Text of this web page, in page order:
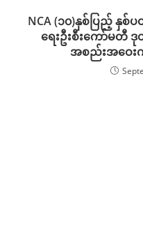
NCA (၁၀)နှစ်ပြည့် နှ
ရေးဦးစီးကော်မတီ
အစည်းအဝေးက